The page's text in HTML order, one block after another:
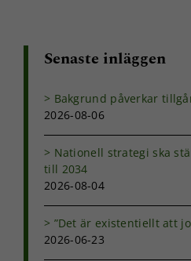
Senaste inläggen
Bakgrund påverkar
2026-08-06
Nationell strategi ska
till 2034
2026-08-04
”Det är existentiellt att
2026-06-23